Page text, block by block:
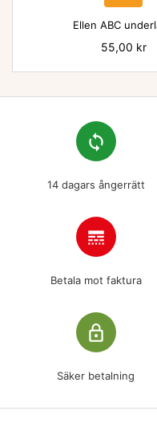
Ellen ABC
Pris
55,00 kr
loop
14 dagars ångerrätt
line_style
Betala mot faktura
lock_outline
Säker betalning